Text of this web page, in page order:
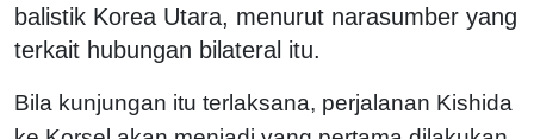
balistik Korea Utara, menurut narasumber yang
terkait hubungan bilateral itu.
Bila kunjungan itu terlaksana, perjalanan Kishida